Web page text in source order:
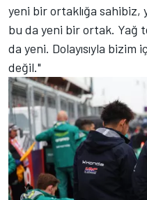
yeni bir ortaklığa sahibiz,
bu da yeni bir ortak. Yağ
da yeni. Dolayısıyla
değil."